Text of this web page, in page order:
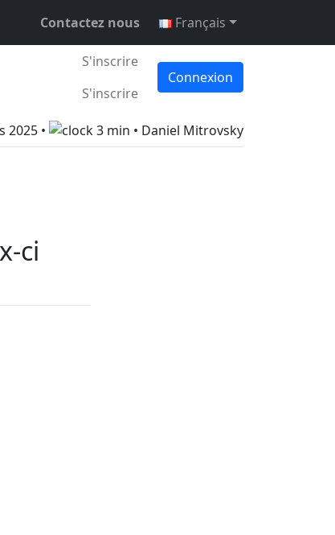
Contactez nous Français
S'inscrire
S'inscrire
Connexion
2025 • 3 min • Daniel Mitrovsky
ci